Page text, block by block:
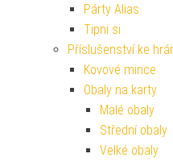
Párty Alias
Tipni si
Příslušenství ke
Kovové mince
Obaly na karty
Malé obaly
Střední obaly
Velké obaly